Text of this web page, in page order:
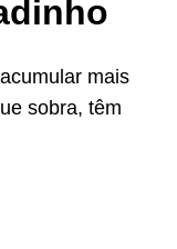
mais
sobra, têm